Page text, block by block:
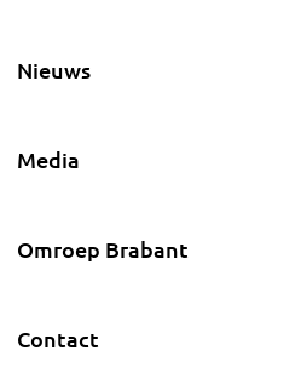
Nieuws
Media
Omroep Brabant
Contact